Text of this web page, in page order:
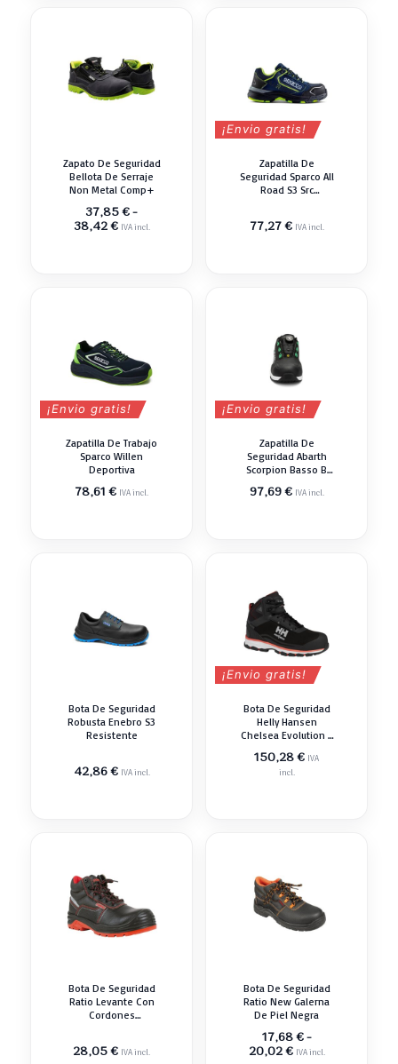
Zapato De Seguridad
Bellota De Serraje
Non Metal Comp+
37,85€-
38,42€Rango
IVA incl.
¡Envio gratis!
Zapatilla De
Seguridad Sparco All
Road S3 Src
77,27€ IVA incl.
¡Envio gratis!
Zapatilla De Trabajo
Sparco Willen
Deportiva
78,61€ IVA incl.
¡Envio gratis!
Zapatilla De
Seguridad Abarth
Scorpion Basso B
97,69€ IVA incl.
Bota De Seguridad
Robusta Enebro S3
Resistente
42,86€ IVA incl.
¡Envio gratis!
Bota De Seguridad
Helly Hansen
Chelsea Evolution 2
150,28€ IVA
incl.
Bota De Seguridad
Ratio Levante Con
Cordones
28,05€ IVA incl.
Bota De Seguridad
Ratio New Galerna
De Piel Negra
17,68€-
20,02€Rango
IVA incl.